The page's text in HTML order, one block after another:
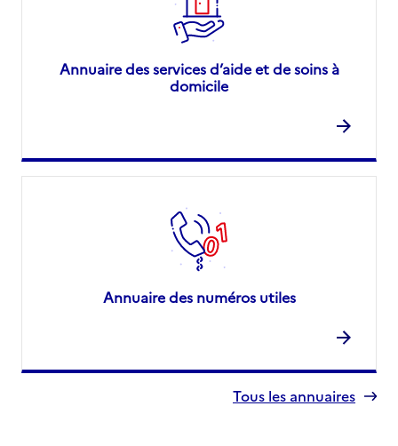
Annuaire des services d’aide et de soins à
domicile
Annuaire des numéros utiles
Tous les annuaires